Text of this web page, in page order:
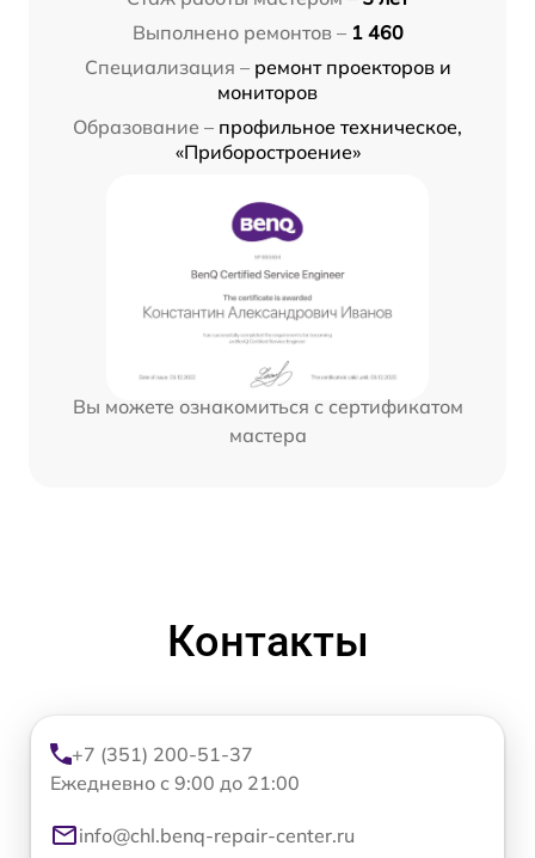
Выполнено ремонтов – 1 460
Специализация – ремонт проекторов и
мониторов
Образование – профильное техническое,
«Приборостроение»
Вы можете ознакомиться с сертификатом
мастера
Контакты
+7 (351) 200-51-37
Ежедневно с 9:00 до 21:00
info@chl.benq-repair-center.ru